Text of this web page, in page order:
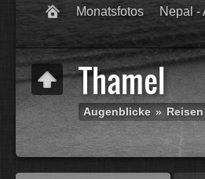
Monatsfotos Nepal -
Thamel
Augenblicke » Reisen